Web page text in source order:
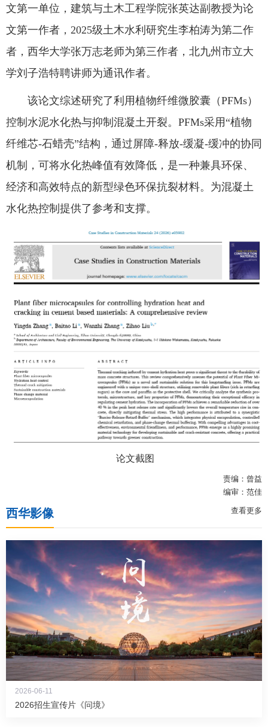
学生
教职工
考生
OA
办事大厅
西华易班
图书馆
文第一单位，建筑与土木工程学院张英达副教授为论
文第一作者，2025级土木水利研究生李柏涛为第二作
者，西华大学张万志老师为第三作者，北九州市立大
学刘子浩特聘讲师为通讯作者。
该论文综述研究了利用植物纤维微胶囊（PFMs）
控制水泥水化热与抑制混凝土开裂。PFMs采用“植物
纤维芯-石蜡壳”结构，通过屏障-释放-缓凝-缓冲的协同
机制，可将水化热峰值有效降低，是一种兼具环保、
经济和高效特点的新型绿色环保抗裂材料。为混凝土
水化热控制提供了参考和支撑。
论文截图
责编：曾益
编审：范佳
西华影像 查看更多
2026-06-11
2026招生宣传片《问境》